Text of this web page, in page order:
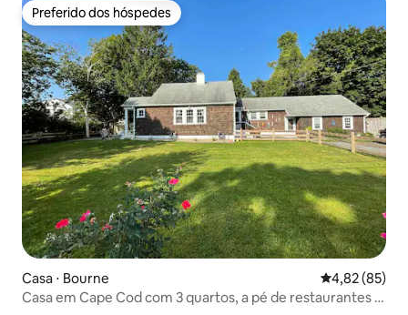
Preferido dos hóspedes
Preferido dos hóspedes
Casa ⋅ Bourne 4,82 de uma
4,82 (85)
Casa em Cape Cod com 3 quartos, a pé de restaurantes e